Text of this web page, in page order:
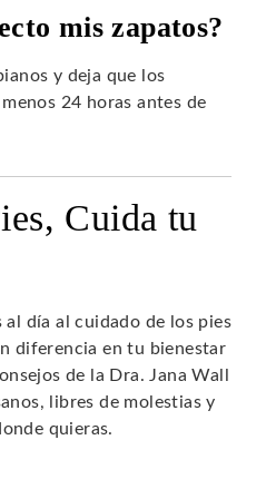
mis zapatos?
y deja que los
24 horas antes de
Cuida tu
al día al cuidado de los pies
diferencia en tu bienestar
de la Dra. Jana Wall
libres de molestias y
quieras.